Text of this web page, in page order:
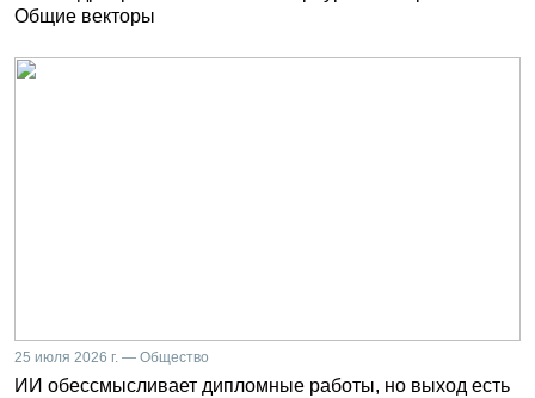
Общие векторы
25 июля 2026 г. — Общество
ИИ обессмысливает дипломные работы, но выход есть